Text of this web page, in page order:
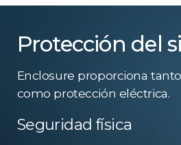
Protección del
Enclosure proporciona
como protección eléctrica.
Seguridad física